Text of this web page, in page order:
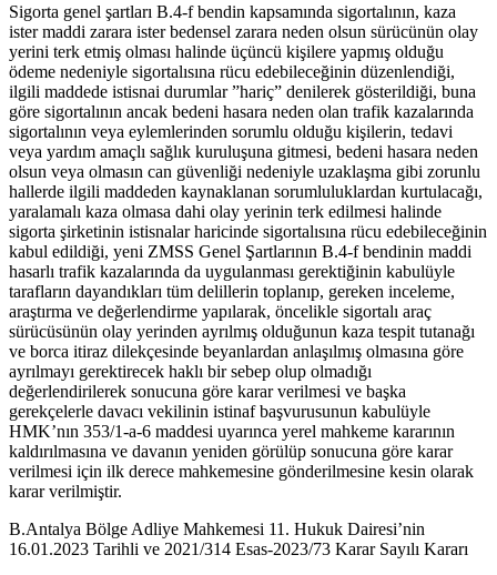
Sigorta genel şartları B.4-f bendin kapsamında sigortalının, kaza
ister maddi zarara ister bedensel zarara neden olsun sürücünün olay
yerini terk etmiş olması halinde üçüncü kişilere yapmış olduğu
ödeme nedeniyle sigortalısına rücu edebileceğinin düzenlendiği,
ilgili maddede istisnai durumlar ”hariç” denilerek gösterildiği, buna
göre sigortalının ancak bedeni hasara neden olan trafik kazalarında
sigortalının veya eylemlerinden sorumlu olduğu kişilerin, tedavi
veya yardım amaçlı sağlık kuruluşuna gitmesi, bedeni hasara neden
olsun veya olmasın can güvenliği nedeniyle uzaklaşma gibi zorunlu
hallerde ilgili maddeden kaynaklanan sorumluluklardan kurtulacağı,
yaralamalı kaza olmasa dahi olay yerinin terk edilmesi halinde
sigorta şirketinin istisnalar haricinde sigortalısına rücu edebileceğinin
kabul edildiği, yeni ZMSS Genel Şartlarının B.4-f bendinin maddi
hasarlı trafik kazalarında da uygulanması gerektiğinin kabulüyle
tarafların dayandıkları tüm delillerin toplanıp, gereken inceleme,
araştırma ve değerlendirme yapılarak, öncelikle sigortalı araç
sürücüsünün olay yerinden ayrılmış olduğunun kaza tespit tutanağı
ve borca itiraz dilekçesinde beyanlardan anlaşılmış olmasına göre
ayrılmayı gerektirecek haklı bir sebep olup olmadığı
değerlendirilerek sonucuna göre karar verilmesi ve başka
gerekçelerle davacı vekilinin istinaf başvurusunun kabulüyle
HMK’nın 353/1-a-6 maddesi uyarınca yerel mahkeme kararının
kaldırılmasına ve davanın yeniden görülüp sonucuna göre karar
verilmesi için ilk derece mahkemesine gönderilmesine kesin olarak
karar verilmiştir.
B.Antalya Bölge Adliye Mahkemesi 11. Hukuk Dairesi’nin
16.01.2023 Tarihli ve 2021/314 Esas-2023/73 Karar Sayılı Kararı